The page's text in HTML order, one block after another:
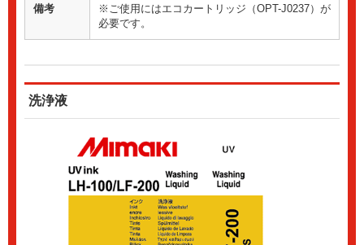
備考
※ご使用にはエコカートリッジ（OPT-J0237）が
必要です。
洗浄液